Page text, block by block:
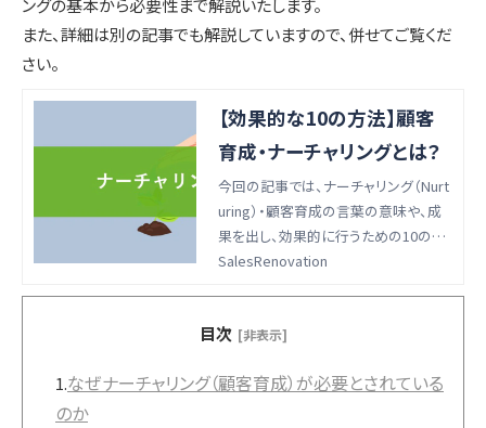
ナーチャリングコンテンツ内製化支援（資料・動画）
BtoBマーケティング基礎研修（ゲーム体験型）
導入事例
私たちの理念
ングの基本から必要性まで解説いたします。
また、詳細は別の記事でも解説していますので、併せてご覧くだ
さい。
【効果的な10の方法】顧客
育成・ナーチャリングとは？
今回の記事では、ナーチャリング（Nurt
uring）・顧客育成の言葉の意味や、成
果を出し、効果的に行うための10の方
法・手法・施策についてお伝えします。
SalesRenovation
目次 [非表示]
1.なぜナーチャリング（顧客育成）が必要とされている
のか